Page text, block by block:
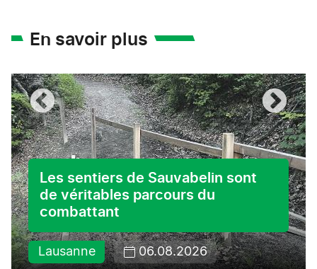
En savoir plus
Les sentiers de Sauvabelin sont
de véritables parcours du
combattant
Lausanne 06.08.2026